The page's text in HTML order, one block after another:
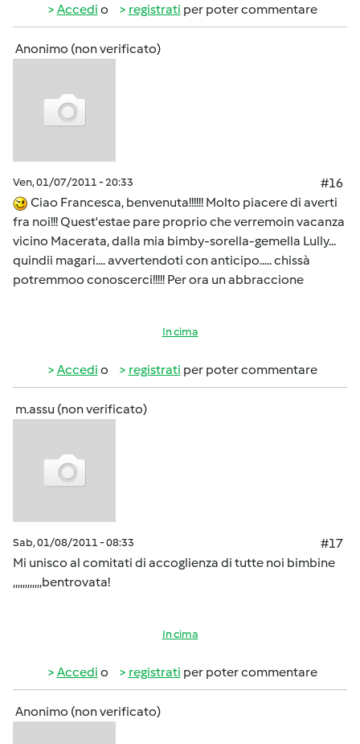
Accedi o registrati per poter commentare
Anonimo (non verificato)
Ven, 01/07/2011 - 20:33
#16
Ciao Francesca, benvenuta!!!!!! Molto piacere di averti
fra noi!!! Quest'estae pare proprio che verremoin vacanza
vicino Macerata, dalla mia bimby-sorella-gemella Lully...
quindii magari.... avvertendoti con anticipo..... chissà
potremmoo conoscerci!!!!! Per ora un abbraccione
In cima
Accedi o registrati per poter commentare
m.assu (non verificato)
Sab, 01/08/2011 - 08:33
#17
Mi unisco al comitati di accoglienza di tutte noi bimbine
,,,,,,,,,,,,bentrovata!
In cima
Accedi o registrati per poter commentare
Anonimo (non verificato)